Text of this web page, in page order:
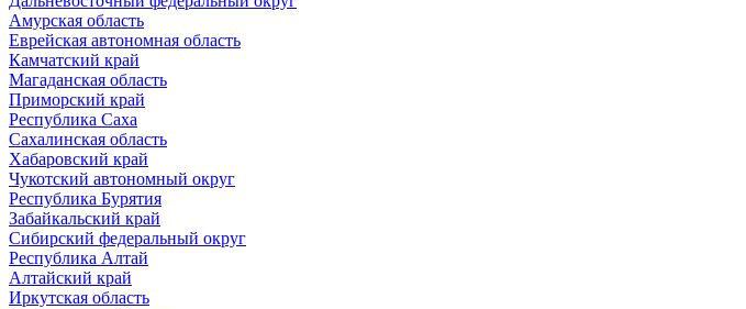
Амурская область
Еврейская автономная область
Камчатский край
Магаданская область
Приморский край
Республика Саха
Сахалинская область
Хабаровский край
Чукотский автономный округ
Республика Бурятия
Забайкальский край
Сибирский федеральный округ
Республика Алтай
Алтайский край
Иркутская область